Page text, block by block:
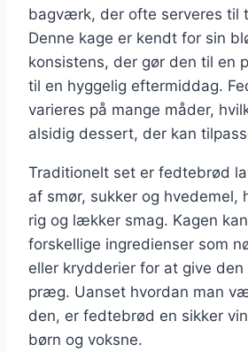
bagværk, der ofte serveres til
Denne kage er kendt for sin
konsistens, der gør den til en
til en hyggelig eftermiddag.
varieres på mange måder,
alsidig dessert, der kan
Traditionelt set er fedtebrød
af smør, sukker og hvedemel,
rig og lækker smag. Kagen
forskellige ingredienser som
eller krydderier for at give
præg. Uanset hvordan man
den, er fedtebrød en sikker
børn og voksne.